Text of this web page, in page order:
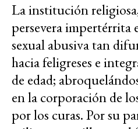
La institución
persevera impertérrita
sexual abusiva tan
hacia feligreses e
de edad;
en la corporación de
por los curas. Por su